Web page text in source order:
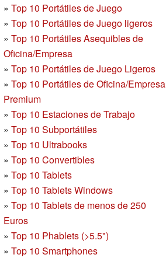
» Top 10 Portátiles de Juego
» Top 10 Portátiles de Juego ligeros
» Top 10 Portátiles Asequibles de
Oficina/Empresa
» Top 10 Portátiles de Juego Ligeros
» Top 10 Portátiles de Oficina/Empresa
Premium
» Top 10 Estaciones de Trabajo
» Top 10 Subportátiles
» Top 10 Ultrabooks
» Top 10 Convertibles
» Top 10 Tablets
» Top 10 Tablets Windows
» Top 10 Tablets de menos de 250
Euros
» Top 10 Phablets (>5.5")
» Top 10 Smartphones